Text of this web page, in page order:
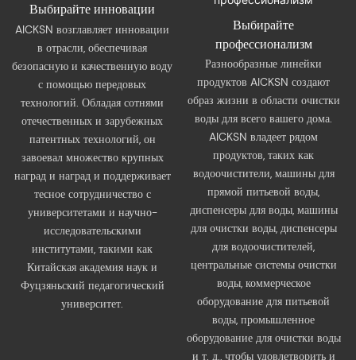
Выбирайте инновации
AICKSN возглавляет инновации
в отрасли, обеспечивая
безопасную и качественную воду
с помощью передовых
технологий. Обладая сотнями
отечественных и зарубежных
патентных технологий, он
завоевал множество крупных
наград и наград и поддерживает
тесное сотрудничество с
университетами и научно-
исследовательскими
институтами, такими как
Китайская академия наук и
Фуцзяньский педагогический
университет.
Выбирайте
профессионализм
Разнообразные линейки
продуктов AICKSN создают
образ жизни в области очистки
воды для всего вашего дома.
AICKSN владеет рядом
продуктов, таких как
водоочистители, машины для
прямой питьевой воды,
диспенсеры для воды, машины
для очистки воды, диспенсеры
для водоочистителей,
центральные системы очистки
воды, коммерческое
оборудование для питьевой
воды, промышленное
оборудование для очистки воды
и т. д., чтобы удовлетворить и